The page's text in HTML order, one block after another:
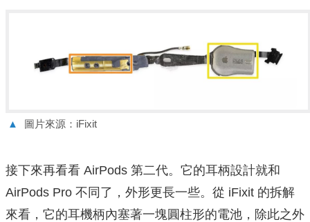
▲ 圖片來源：iFixit
接下來再看看 AirPods 第二代。它的耳柄設計就和
AirPods Pro 不同了，外形更長一些。從 iFixit 的拆解
來看，它的耳機柄內塞著一塊圓柱形的電池，除此之外